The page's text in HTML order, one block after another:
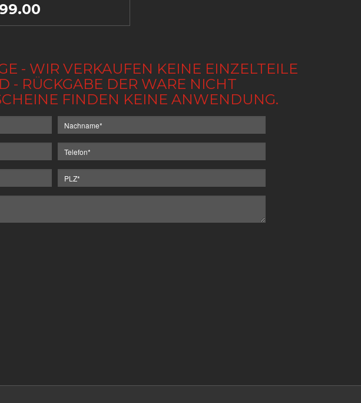
- WIR VERKAUFEN KEINE EINZELTEILE
- RÜCKGABE DER WARE NICHT
FINDEN KEINE ANWENDUNG.